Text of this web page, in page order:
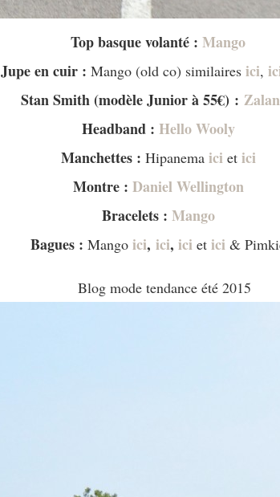
Top basque volanté : Mango
Jupe en cuir : Mango (old co) similaires ici,
Stan Smith (modèle Junior à 55€) :
Headband : Hello Wooly
Manchettes : Hipanema ici et ici
Montre : Daniel Wellington
Bracelets : Mango
Bagues : Mango ici, ici, ici et ici &